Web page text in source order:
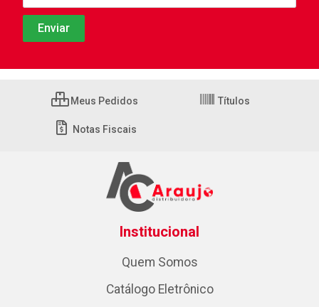
Meus Pedidos Títulos
Notas Fiscais
Institucional
Quem Somos
Catálogo Eletrônico